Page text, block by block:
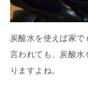
炭酸水を使えば家で
言われても、炭酸水
りますよね。